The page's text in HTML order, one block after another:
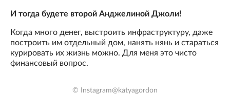
И тогда будете второй Анджелиной Джоли!
Когда много денег, выстроить инфраструктуру, даже
построить им отдельный дом, нанять нянь и стараться
курировать их жизнь можно. Для меня это чисто
финансовый вопрос.
© Instagram@katyagordon